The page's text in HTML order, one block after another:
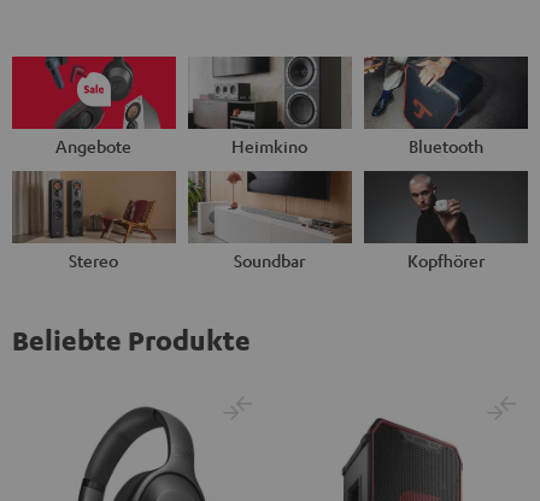
Angebote Heimkino Bluetooth
Stereo Soundbar Kopfhörer
Beliebte Produkte